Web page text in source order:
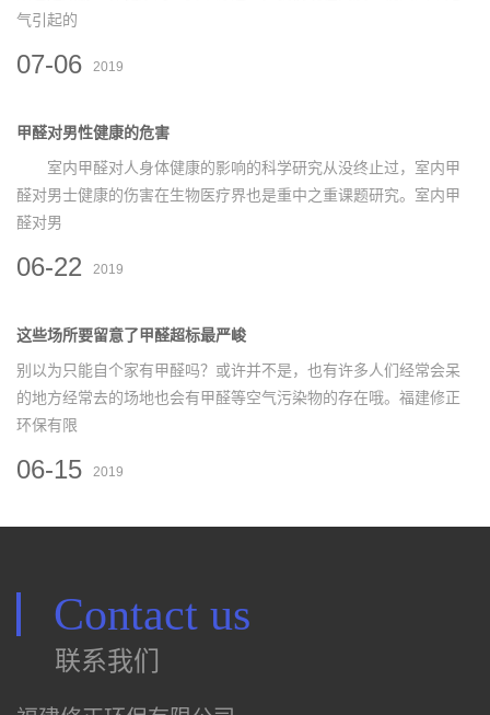
气引起的
07-06 2019
甲醛对男性健康的危害
室内甲醛对人身体健康的影响的科学研究从没终止过，室内甲
醛对男士健康的伤害在生物医疗界也是重中之重课题研究。室内甲
醛对男
06-22 2019
这些场所要留意了甲醛超标最严峻
别以为只能自个家有甲醛吗？或许并不是，也有许多人们经常会呆
的地方经常去的场地也会有甲醛等空气污染物的存在哦。福建修正
环保有限
06-15 2019
Contact us
联系我们